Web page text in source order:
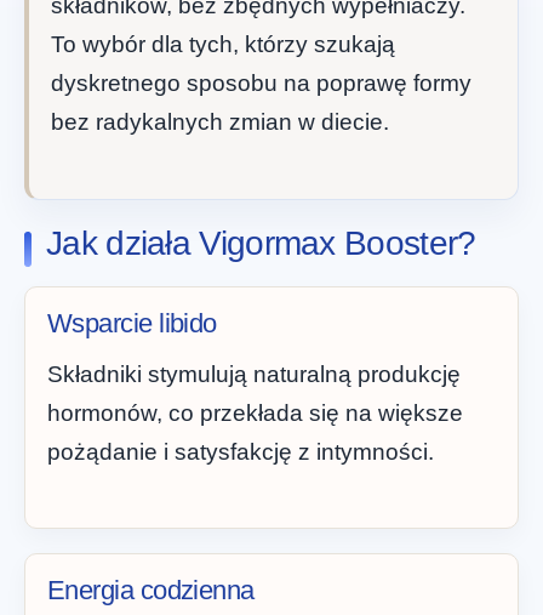
składników, bez zbędnych wypełniaczy.
To wybór dla tych, którzy szukają
dyskretnego sposobu na poprawę formy
bez radykalnych zmian w diecie.
Jak działa Vigormax Booster?
Wsparcie libido
Składniki stymulują naturalną produkcję
hormonów, co przekłada się na większe
pożądanie i satysfakcję z intymności.
Energia codzienna